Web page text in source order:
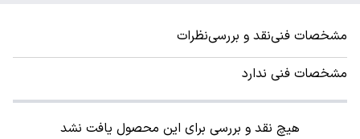
مشخصات فنینقد و بررسینظرات
مشخصات فنی ندارد
هیچ نقد و بررسی برای این محصول یافت نشد